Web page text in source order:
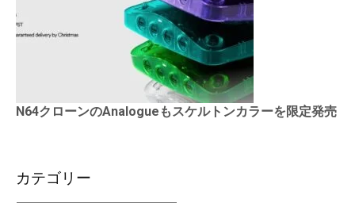
N64クローンのAnalogueもスケルトンカラーを限定発売
カテゴリー